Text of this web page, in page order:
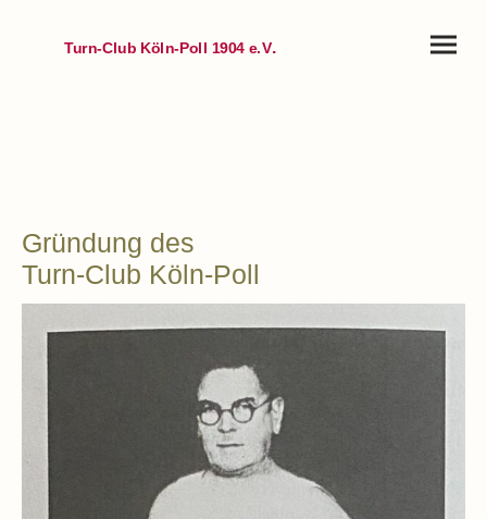
Turn-Club Köln-Poll 1904 e.V.
Gründung des
Turn-Club Köln-Poll